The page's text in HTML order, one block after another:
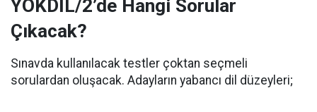
YÖKDİL/2’de Hangi Sorular
Çıkacak?
Sınavda kullanılacak testler çoktan seçmeli
sorulardan oluşacak. Adayların yabancı dil düzeyleri;